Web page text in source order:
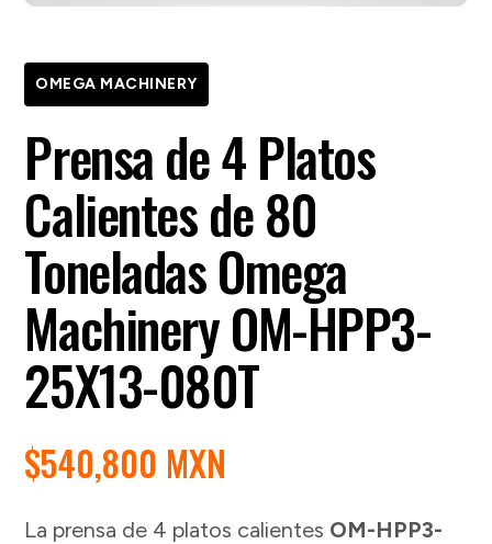
OMEGA MACHINERY
Prensa de 4 Platos
Calientes de 80
Toneladas Omega
Machinery OM-HPP3-
25X13-080T
$540,800 MXN
La prensa de 4 platos calientes OM-HPP3-